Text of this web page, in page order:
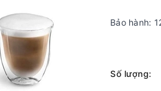
Bảo hành:
Số lượng: